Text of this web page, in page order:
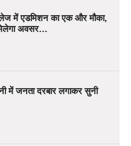
में एडमिशन का एक और मौका,
अवसर…
में जनता दरबार लगाकर सुनी